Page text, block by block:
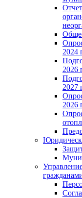
2024
2026
2027
2026